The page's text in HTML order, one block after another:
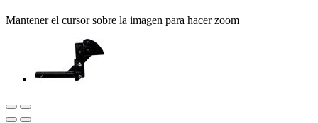
Mantener el cursor sobre la imagen para hacer zoom